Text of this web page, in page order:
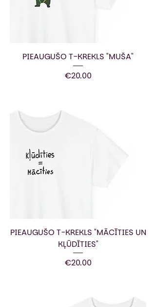
PIEAUGUŠO T-KREKLS "MUŠA"
Price
€20.00
PIEAUGUŠO T-KREKLS "MĀCĪTIES UN
KĻŪDĪTIES"
Price
€20.00